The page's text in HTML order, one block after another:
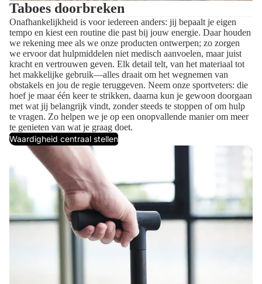
Taboes doorbreken
Onafhankelijkheid is voor iedereen anders: jij bepaalt je eigen
tempo en kiest een routine die past bij jouw energie. Daar houden
we rekening mee als we onze producten ontwerpen; zo zorgen
we ervoor dat hulpmiddelen niet medisch aanvoelen, maar juist
kracht en vertrouwen geven. Elk detail telt, van het materiaal tot
het makkelijke gebruik—alles draait om het wegnemen van
obstakels en jou de regie teruggeven. Neem onze sportveters: die
hoef je maar één keer te strikken, daarna kun je gewoon doorgaan
met wat jij belangrijk vindt, zonder steeds te stoppen of om hulp
te vragen. Zo helpen we je op een onopvallende manier om meer
te genieten van wat je graag doet.
Waardigheid centraal stellen